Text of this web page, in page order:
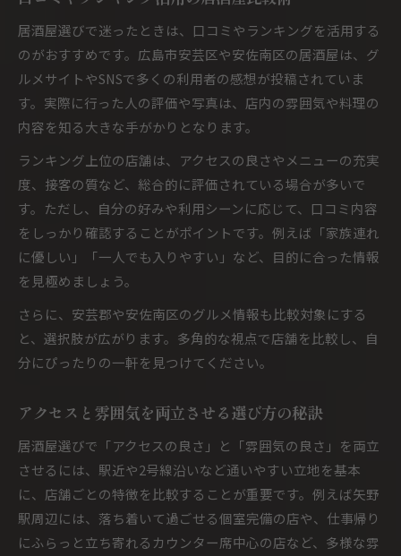
居酒屋選びで迷ったときは、口コミやランキングを活用する
のがおすすめです。広島市安芸区や安佐南区の居酒屋は、グ
ルメサイトやSNSで多くの利用者の感想が投稿されていま
す。実際に行った人の評価や写真は、店内の雰囲気や料理の
内容を知る大きな手がかりとなります。
ランキング上位の店舗は、アクセスの良さやメニューの充実
度、接客の質など、総合的に評価されている場合が多いで
す。ただし、自分の好みや利用シーンに応じて、口コミ内容
をしっかり確認することがポイントです。例えば「家族連れ
に優しい」「一人でも入りやすい」など、目的に合った情報
を見極めましょう。
さらに、安芸郡や安佐南区のグルメ情報も比較対象にする
と、選択肢が広がります。多角的な視点で店舗を比較し、自
分にぴったりの一軒を見つけてください。
アクセスと雰囲気を両立させる選び方の秘訣
居酒屋選びで「アクセスの良さ」と「雰囲気の良さ」を両立
させるには、駅近や2号線沿いなど通いやすい立地を基本
に、店舗ごとの特徴を比較することが重要です。例えば矢野
駅周辺には、落ち着いて過ごせる個室完備の店や、仕事帰り
にふらっと立ち寄れるカウンター席中心の店など、多様な雰